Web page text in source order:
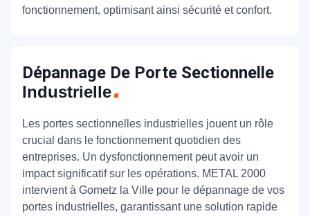
fonctionnement, optimisant ainsi sécurité et confort.
Dépannage De Porte Sectionnelle
Industrielle
Les portes sectionnelles industrielles jouent un rôle
crucial dans le fonctionnement quotidien des
entreprises. Un dysfonctionnement peut avoir un
impact significatif sur les opérations. METAL 2000
intervient à Gometz la Ville pour le dépannage de vos
portes industrielles, garantissant une solution rapide